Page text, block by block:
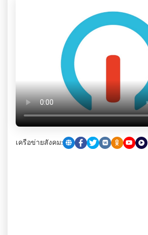
เครือข่ายสังคม: